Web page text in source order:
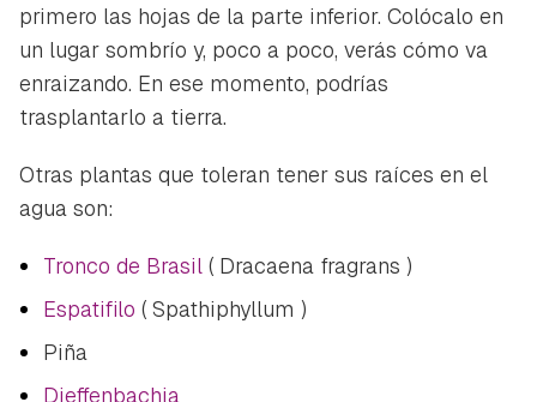
primero las hojas de la parte inferior. Colócalo en
un lugar sombrío y, poco a poco, verás cómo va
enraizando. En ese momento, podrías
trasplantarlo a tierra.
Otras plantas que toleran tener sus raíces en el
agua son:
Tronco de Brasil ( Dracaena fragrans )
Espatifilo ( Spathiphyllum )
Piña
Dieffenbachia